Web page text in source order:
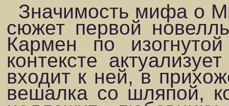
Значимость мифа о
сюжет первой
Кармен по
контексте
входит к ней, в
вешалка со шляпой,